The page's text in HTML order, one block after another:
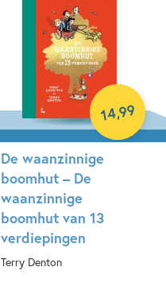
De waanzinnige
boomhut – De
waanzinnige
boomhut van 13
verdiepingen
Terry Denton
14,99